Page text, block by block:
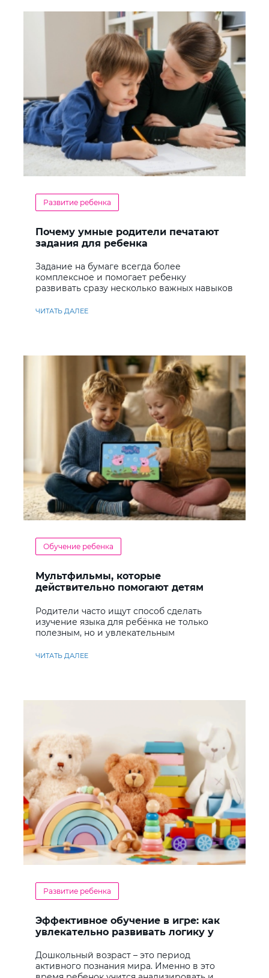
Развитие ребенка
Почему умные родители печатают
задания для ребенка
Задание на бумаге всегда более
комплексное и помогает ребенку
развивать сразу несколько важных навыков
ЧИТАТЬ ДАЛЕЕ
Обучение ребенка
Мультфильмы, которые
действительно помогают детям
Родители часто ищут способ сделать
изучение языка для ребёнка не только
полезным, но и увлекательным
ЧИТАТЬ ДАЛЕЕ
Развитие ребенка
Эффективное обучение в игре: как
увлекательно развивать логику у
Дошкольный возраст – это период
активного познания мира. Именно в это